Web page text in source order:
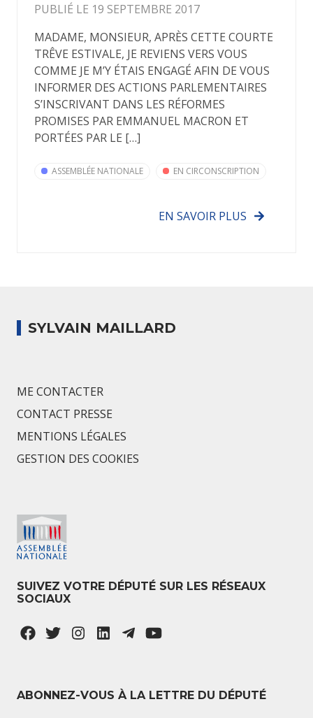
PUBLIÉ LE 19 SEPTEMBRE 2017
MADAME, MONSIEUR, APRÈS CETTE COURTE
TRÊVE ESTIVALE, JE REVIENS VERS VOUS
COMME JE M’Y ÉTAIS ENGAGÉ AFIN DE VOUS
INFORMER DES ACTIONS PARLEMENTAIRES
S’INSCRIVANT DANS LES RÉFORMES
PROMISES PAR EMMANUEL MACRON ET
PORTÉES PAR LE […]
ASSEMBLÉE NATIONALE EN CIRCONSCRIPTION
EN SAVOIR PLUS
SYLVAIN MAILLARD
ME CONTACTER
CONTACT PRESSE
MENTIONS LÉGALES
GESTION DES COOKIES
SUIVEZ VOTRE DÉPUTÉ SUR LES RÉSEAUX
SOCIAUX
ABONNEZ-VOUS À LA LETTRE DU DÉPUTÉ